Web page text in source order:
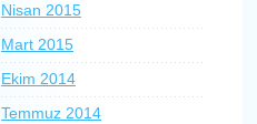
Nisan 2015
Mart 2015
Ekim 2014
Temmuz 2014